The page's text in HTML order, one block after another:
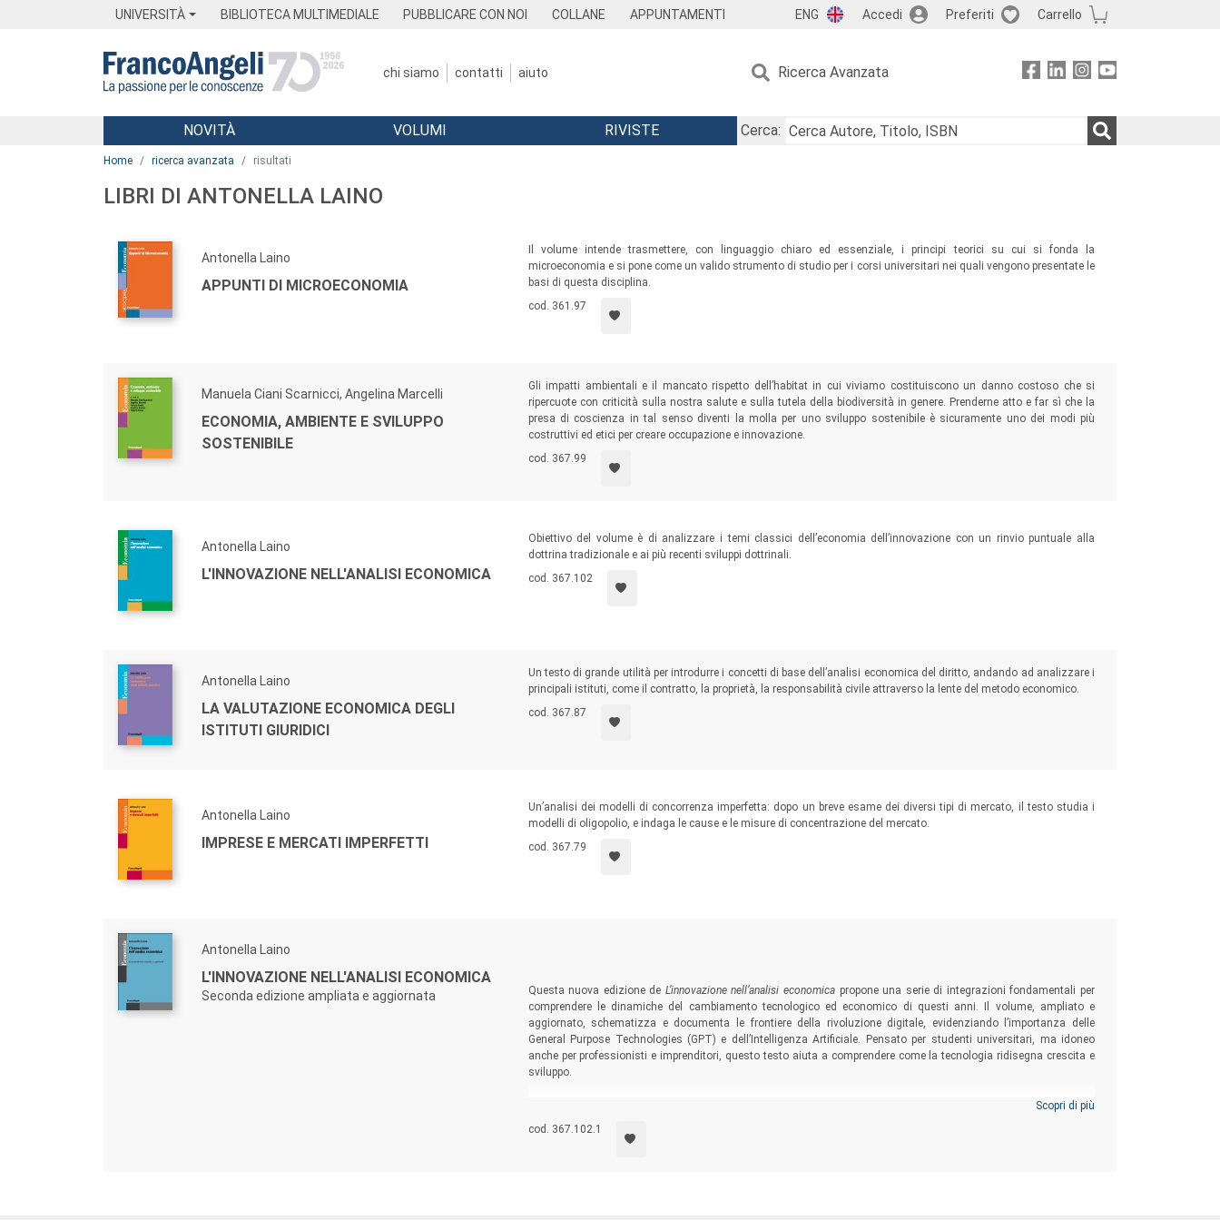
UNIVERSITÀ BIBLIOTECA MULTIMEDIALE PUBBLICARE CON NOI COLLANE APPUNTAMENTI ENG Accedi Preferiti Carrello
chi siamo contatti aiuto Ricerca Avanzata
Menu
NOVITÀ VOLUMI RIVISTE
Cerca:
Home ricerca avanzata risultati
LIBRI DI ANTONELLA LAINO
Antonella Laino
APPUNTI DI MICROECONOMIA
Il volume intende trasmettere, con linguaggio chiaro ed essenziale, i principi teorici su cui si fonda la
microeconomia e si pone come un valido strumento di studio per i corsi universitari nei quali vengono presentate le
basi di questa disciplina.
cod. 361.97
Manuela Ciani Scarnicci, Angelina Marcelli
ECONOMIA, AMBIENTE E SVILUPPO
SOSTENIBILE
Gli impatti ambientali e il mancato rispetto dell’habitat in cui viviamo costituiscono un danno costoso che si
ripercuote con criticità sulla nostra salute e sulla tutela della biodiversità in genere. Prenderne atto e far sì che la
presa di coscienza in tal senso diventi la molla per uno sviluppo sostenibile è sicuramente uno dei modi più
costruttivi ed etici per creare occupazione e innovazione.
cod. 367.99
Antonella Laino
L'INNOVAZIONE NELL'ANALISI ECONOMICA
Obiettivo del volume è di analizzare i temi classici dell’economia dell’innovazione con un rinvio puntuale alla
dottrina tradizionale e ai più recenti sviluppi dottrinali.
cod. 367.102
Antonella Laino
LA VALUTAZIONE ECONOMICA DEGLI
ISTITUTI GIURIDICI
Un testo di grande utilità per introdurre i concetti di base dell’analisi economica del diritto, andando ad analizzare i
principali istituti, come il contratto, la proprietà, la responsabilità civile attraverso la lente del metodo economico.
cod. 367.87
Antonella Laino
IMPRESE E MERCATI IMPERFETTI
Un’analisi dei modelli di concorrenza imperfetta: dopo un breve esame dei diversi tipi di mercato, il testo studia i
modelli di oligopolio, e indaga le cause e le misure di concentrazione del mercato.
cod. 367.79
Antonella Laino
L'INNOVAZIONE NELL'ANALISI ECONOMICA
Seconda edizione ampliata e aggiornata Questa nuova edizione de L’innovazione nell’analisi economica propone una serie di integrazioni fondamentali per
comprendere le dinamiche del cambiamento tecnologico ed economico di questi anni. Il volume, ampliato e
aggiornato, schematizza e documenta le frontiere della rivoluzione digitale, evidenziando l’importanza delle
General Purpose Technologies (GPT) e dell’Intelligenza Artificiale. Pensato per studenti universitari, ma idoneo
anche per professionisti e imprenditori, questo testo aiuta a comprendere come la tecnologia ridisegna crescita e
sviluppo.
Scopri di più
cod. 367.102.1